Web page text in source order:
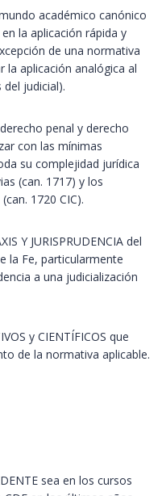
académico canónico
la aplicación rápida y
de una normativa
la aplicación analógica al
judicial).
penal y derecho
con las mínimas
su complejidad jurídica
(can. 1717) y los
1720 CIC).
Y JURISPRUDENCIA del
la Fe, particularmente
a una judicialización
y CIENTÍFICOS que
de la normativa aplicable.
sea en los cursos